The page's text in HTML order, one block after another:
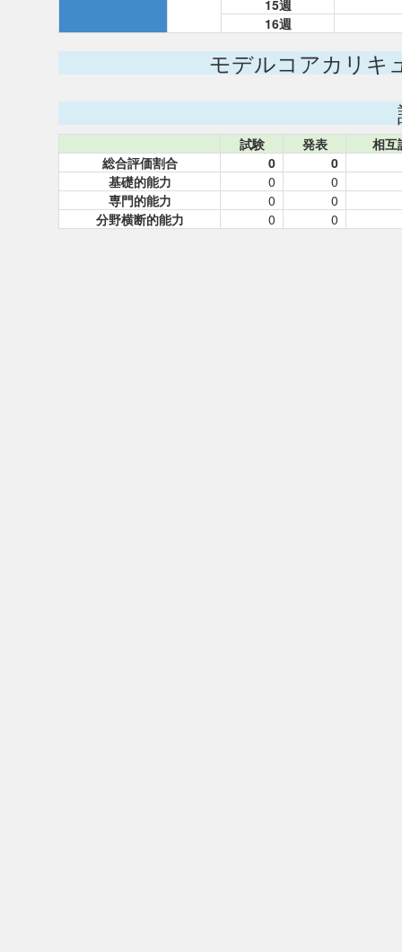
15週
16週
モデルコアカリキ
試験 発表
相互
総合評価割合
0
0
基礎的能力
0
0
専門的能力
0
0
分野横断的能力
0 0